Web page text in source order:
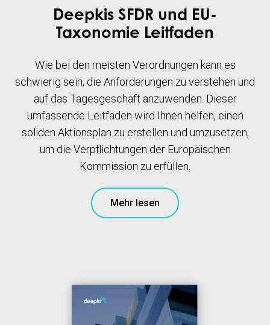
Deepkis SFDR und EU-
Taxonomie Leitfaden
Wie bei den meisten Verordnungen kann es
schwierig sein, die Anforderungen zu verstehen und
auf das Tagesgeschäft anzuwenden. Dieser
umfassende Leitfaden wird Ihnen helfen, einen
soliden Aktionsplan zu erstellen und umzusetzen,
um die Verpflichtungen der Europäischen
Kommission zu erfüllen.
Mehr lesen